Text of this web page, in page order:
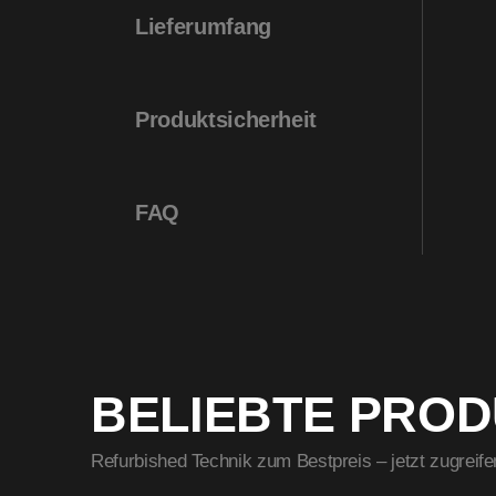
Lieferumfang
Produktsicherheit
FAQ
BELIEBTE
Refurbished Technik zum Bestpreis – jetzt